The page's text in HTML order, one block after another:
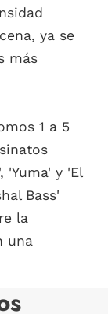
ya se
más
1 a 5
'Yuma' y 'El
Bass'
la
una